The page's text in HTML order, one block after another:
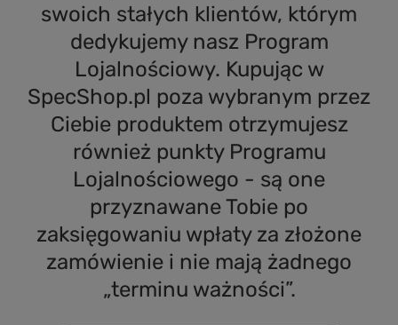
swoich stałych klientów, którym
dedykujemy nasz Program
Lojalnościowy. Kupując w
SpecShop.pl poza wybranym przez
Ciebie produktem otrzymujesz
również punkty Programu
Lojalnościowego - są one
przyznawane Tobie po
zaksięgowaniu wpłaty za złożone
zamówienie i nie mają żadnego
„terminu ważności”.